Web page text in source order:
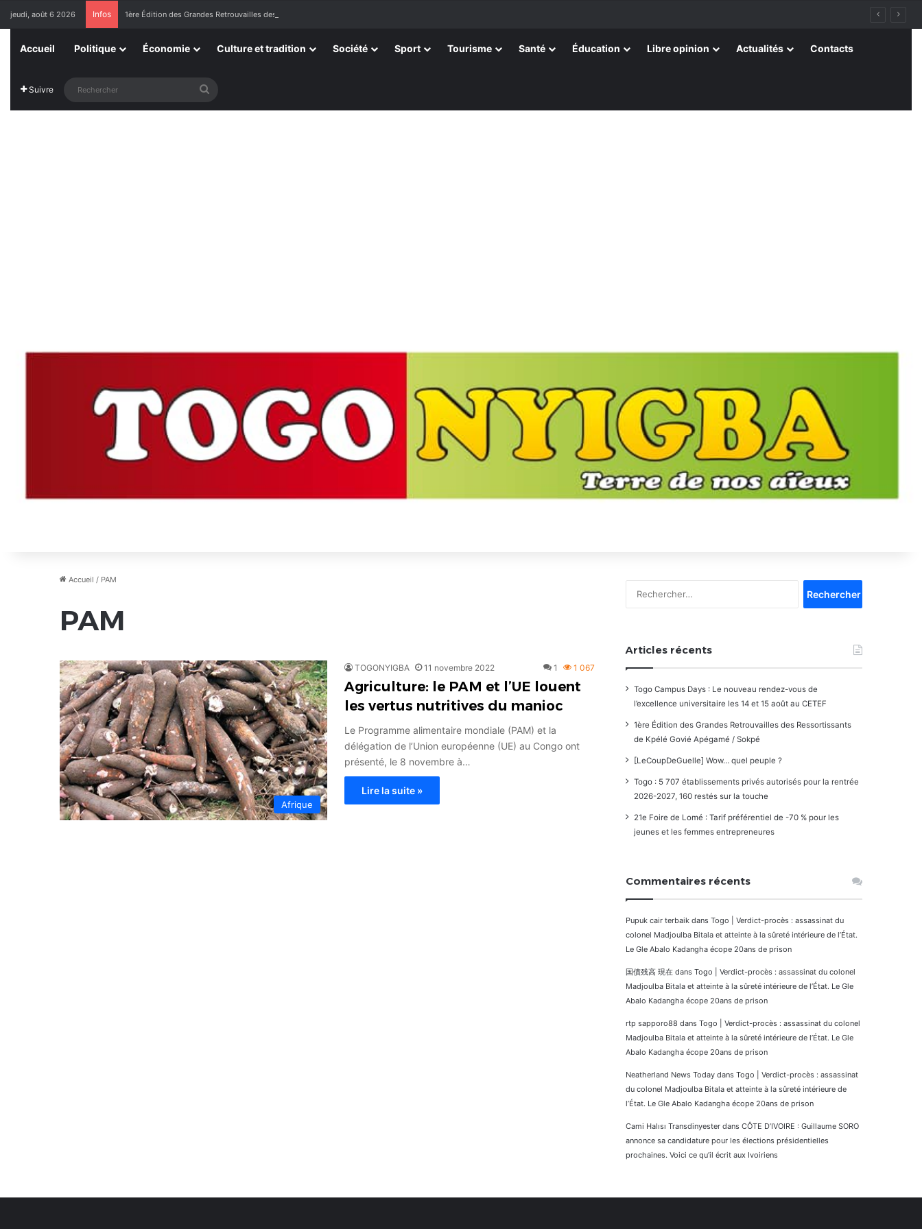
jeudi, août 6 2026 Infos 1ère Édition des Grandes Retrouvailles des Ressortissants de Kpélé Govié Apégamé / Sokpé
Accueil Politique Économie Culture et tradition Société Sport Tourisme Santé Éducation Libre opinion Actualités Contacts
Suivre
Accueil / PAM
PAM
Afrique
TOGONYIGBA 11 novembre 2022 1 1 067
Agriculture: le PAM et l’UE louent
les vertus nutritives du manioc
Le Programme alimentaire mondiale (PAM) et la
délégation de l’Union européenne (UE) au Congo ont
présenté, le 8 novembre à…
Lire la suite »
Articles récents
Togo Campus Days : Le nouveau rendez-vous de
l’excellence universitaire les 14 et 15 août au CETEF
1ère Édition des Grandes Retrouvailles des Ressortissants
de Kpélé Govié Apégamé / Sokpé
[LeCoupDeGuelle] Wow… quel peuple ?
Togo : 5 707 établissements privés autorisés pour la rentrée
2026-2027, 160 restés sur la touche
21e Foire de Lomé : Tarif préférentiel de -70 % pour les
jeunes et les femmes entrepreneures
Commentaires récents
Pupuk cair terbaik dans Togo | Verdict-procès : assassinat du
colonel Madjoulba Bitala et atteinte à la sûreté intérieure de l’État.
Le Gle Abalo Kadangha écope 20ans de prison
国債残高 現在 dans Togo | Verdict-procès : assassinat du colonel
Madjoulba Bitala et atteinte à la sûreté intérieure de l’État. Le Gle
Abalo Kadangha écope 20ans de prison
rtp sapporo88 dans Togo | Verdict-procès : assassinat du colonel
Madjoulba Bitala et atteinte à la sûreté intérieure de l’État. Le Gle
Abalo Kadangha écope 20ans de prison
Neatherland News Today dans Togo | Verdict-procès : assassinat
du colonel Madjoulba Bitala et atteinte à la sûreté intérieure de
l’État. Le Gle Abalo Kadangha écope 20ans de prison
Cami Halısı Transdinyester dans CÔTE D’IVOIRE : Guillaume SORO
annonce sa candidature pour les élections présidentielles
prochaines. Voici ce qu’il écrit aux Ivoiriens